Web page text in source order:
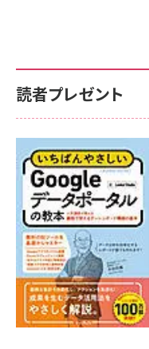
読者プレゼント
無料BIツー
ポータルの
シュボード
7月31日 10:00